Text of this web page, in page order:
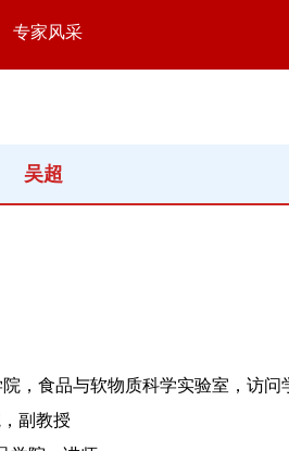
专家风采
吴超
食品与软物质科学实验室，访问
副教授